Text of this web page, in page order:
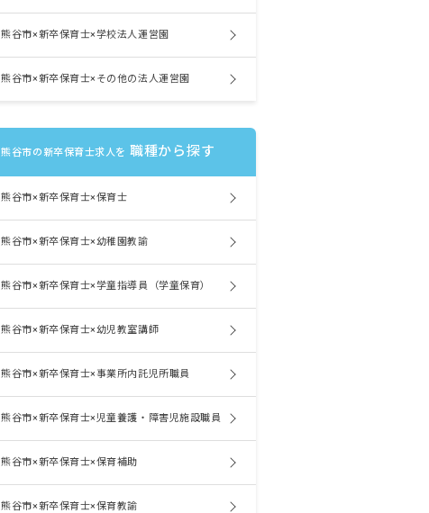
熊谷市×新卒保育士×学校法人運営園
熊谷市×新卒保育士×その他の法人運営園
熊谷市の新卒保育士求人を 職種から探す
熊谷市×新卒保育士×保育士
熊谷市×新卒保育士×幼稚園教諭
熊谷市×新卒保育士×学童指導員（学童保育）
熊谷市×新卒保育士×幼児教室講師
熊谷市×新卒保育士×事業所内託児所職員
熊谷市×新卒保育士×児童養護・障害児施設職員
熊谷市×新卒保育士×保育補助
熊谷市×新卒保育士×保育教諭